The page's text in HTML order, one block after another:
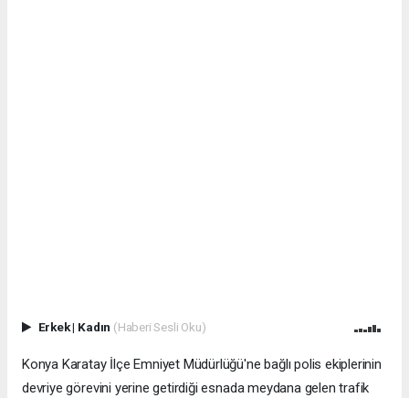
Erkek| Kadın (Haberi Sesli Oku)
Konya Karatay İlçe Emniyet Müdürlüğü'ne bağlı polis ekiplerinin
devriye görevini yerine getirdiği esnada meydana gelen trafik